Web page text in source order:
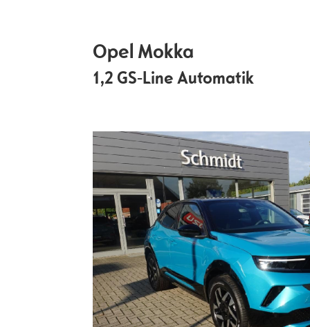
Opel Mokka
1,2 GS-Line Automatik